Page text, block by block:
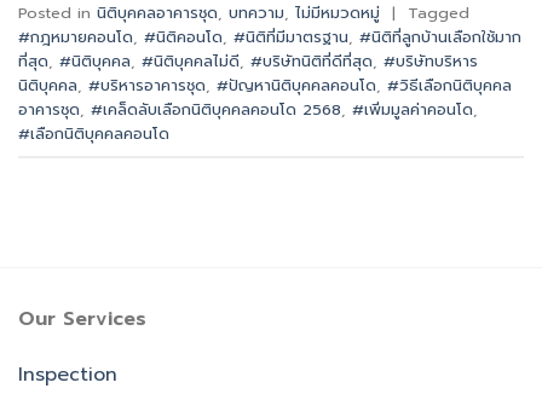
Posted in นิติบุคคลอาคารชุด, บทความ, ไม่มีหมวดหมู่ |
Tagged
#กฎหมายคอนโด, #นิติคอนโด, #นิติที่มีมาตรฐาน, #นิติที่ลูกบ้านเลือกใช้มาก
ที่สุด, #นิติบุคคล, #นิติบุคคลไม่ดี, #บริษัทนิติที่ดีที่สุด, #บริษัทบริหาร
นิติบุคคล, #บริหารอาคารชุด, #ปัญหานิติบุคคลคอนโด, #วิธีเลือกนิติบุคคล
อาคารชุด, #เคล็ดลับเลือกนิติบุคคลคอนโด 2568, #เพิ่มมูลค่าคอนโด,
#เลือกนิติบุคคลคอนโด
Our Services
Inspection